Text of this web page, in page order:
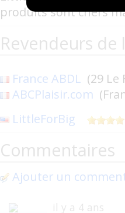
produits sont chers
Revendeurs
France ABDL (29
ABCPlaisir.com
LittleForBig
Commentaires
Ajouter un
il y a 4 ans